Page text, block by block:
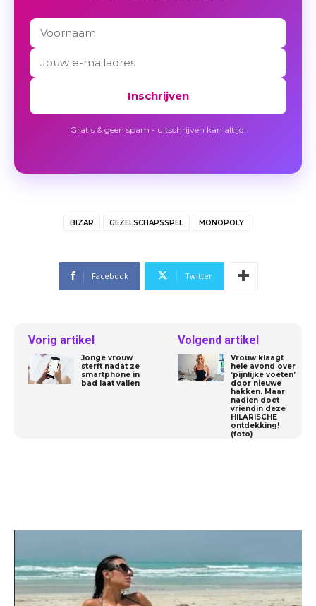
Inschrijven
Gratis & geen spam - uitschrijven kan altijd.
BIZAR GEZELSCHAPSSPEL MONOPOLY
Facebook Twitter
Vorig artikel
Jonge vrouw
sterft nadat ze
smartphone in
bad laat vallen
Volgend artikel
Vrouw klaagt
hele avond over
‘pijnlijke voeten’
door nieuwe
hakken. Maar
nadien doet
vriendin deze
HILARISCHE
ontdekking!
(foto)